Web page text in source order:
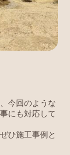
今回のような
にも対応して
ひ施工事例と